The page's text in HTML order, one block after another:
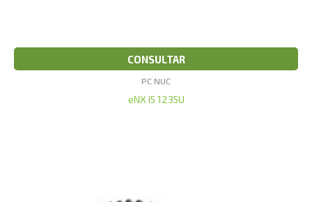
CONSULTAR
PC NUC
eNX I5 1235U